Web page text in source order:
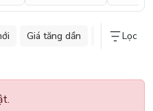
Giá tăng dần Giá giảm dần
Lọc